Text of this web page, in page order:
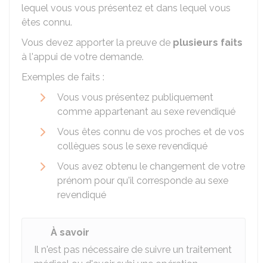
lequel vous vous présentez et dans lequel vous
êtes connu.
Vous devez apporter la preuve de plusieurs faits
à l'appui de votre demande.
Exemples de faits :
Vous vous présentez publiquement
comme appartenant au sexe revendiqué
Vous êtes connu de vos proches et de vos
collègues sous le sexe revendiqué
Vous avez obtenu le changement de votre
prénom pour qu'il corresponde au sexe
revendiqué
À savoir
Il n'est pas nécessaire de suivre un traitement